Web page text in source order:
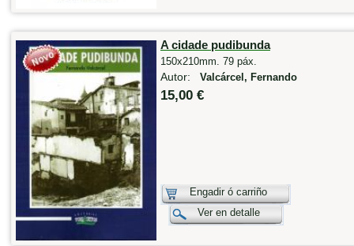
A cidade pudibunda
150x210mm. 79 páx.
Autor: Valcárcel, Fernando
15,00 €
Engadir ó carriño
Ver en detalle